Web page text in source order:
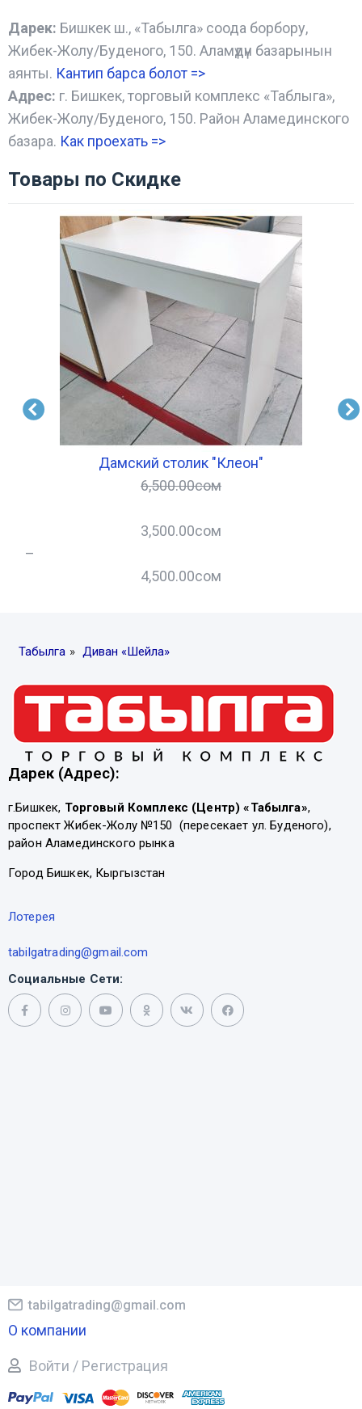
Дарек: Бишкек ш., «Табылга» соода борбору,
Жибек-Жолу/Буденого, 150. Аламүдүн базарынын
аянты. Кантип барса болот =>
Адрес: г. Бишкек, торговый комплекс «Таблыга»,
Жибек-Жолу/Буденого, 150. Район Аламединского
базара. Как проехать =>
Товары по Скидке
Дамский столик "Клеон"
6,500.00сом
3,500.00сом
–
4,500.00сом
Табылга » Диван «Шейла»
Дарек (Адрес):
г.Бишкек, Торговый Комплекс (Центр) «Табылга»,
проспект Жибек-Жолу №150 (пересекает ул. Буденого),
район Аламединского рынка
Город Бишкек, Кыргызстан
Лотерея
tabilgatrading@gmail.com
Социальные Сети:
tabilgatrading@gmail.com
О компании
Войти / Регистрация